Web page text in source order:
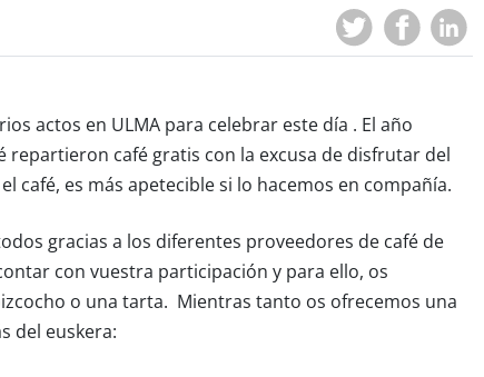
actos en ULMA para celebrar este día . El año
repartieron café gratis con la excusa de disfrutar del
café, es más apetecible si lo hacemos en compañía.
gracias a los diferentes proveedores de café de
con vuestra participación y para ello, os
o una tarta. Mientras tanto os ofrecemos una
del euskera: